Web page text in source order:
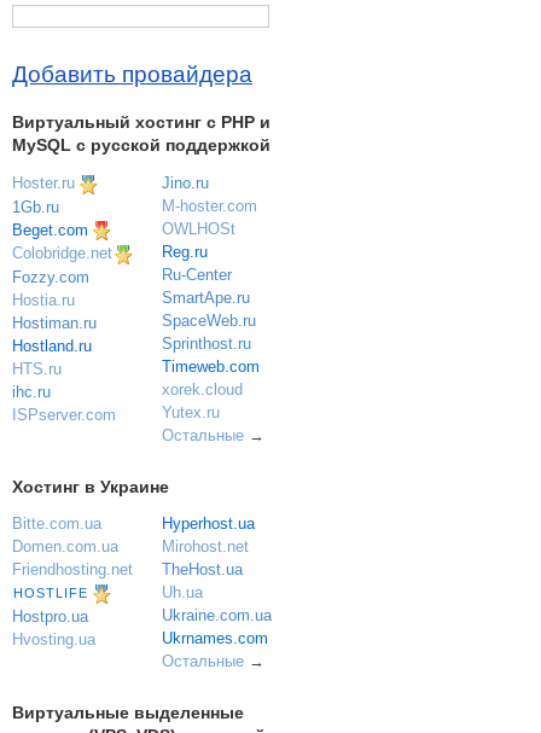
Добавить провайдера
Виртуальный хостинг c PHP и
MySQL с русской поддержкой
Hoster.ru
1Gb.ru
Beget.com
Colobridge.net
Fozzy.com
Hostia.ru
Hostiman.ru
Hostland.ru
HTS.ru
ihc.ru
ISPserver.com
Jino.ru
M-hoster.com
OWLHOSt
Reg.ru
Ru-Center
SmartApe.ru
SpaceWeb.ru
Sprinthost.ru
Timeweb.com
xorek.cloud
Yutex.ru
Остальные→
Хостинг в Украине
Bitte.com.ua
Domen.com.ua
Friendhosting.net
HOSTLIFE
Hostpro.ua
Hvosting.ua
Hyperhost.ua
Mirohost.net
TheHost.ua
Uh.ua
Ukraine.com.ua
Ukrnames.com
Остальные→
Виртуальные выделенные